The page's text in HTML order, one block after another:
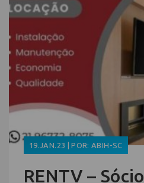
19.JAN.23 | POR: ABIH-SC
RENTV – Sócio